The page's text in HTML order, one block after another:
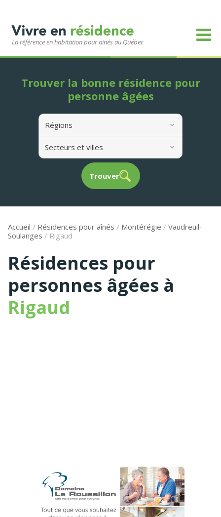
La référence en habitation pour ainés au Québec
Régions
Secteurs et villes
Trouver
Trouver la bonne résidence pour
personne âgées
Accueil / Résidences pour aînés / Montérégie / Vaudreuil-
Soulanges / Rigaud
Résidences pour
personnes âgées à
Rigaud